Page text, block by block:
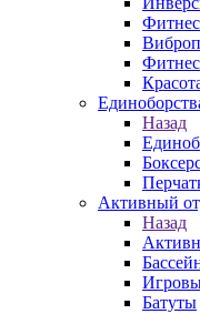
Назад
Активный
Назад
Батуты